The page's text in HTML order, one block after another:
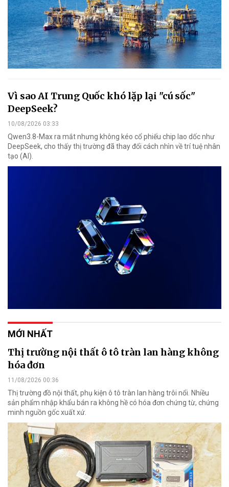
Vì sao AI Trung Quốc khó lặp lại "cú sốc"
DeepSeek?
10/08/2026 03:33
Qwen3.8-Max ra mắt nhưng không kéo cổ phiếu chip lao dốc như
DeepSeek, cho thấy thị trường đã thay đổi cách nhìn về trí tuệ nhân
tạo (AI).
MỚI NHẤT
Thị trường nội thất ô tô tràn lan hàng không
hóa đơn
11/08/2026 00:36
Thị trường đồ nội thất, phụ kiện ô tô tràn lan hàng trôi nổi. Nhiều
sản phẩm nhập khẩu bán ra không hề có hóa đơn chứng từ, chứng
minh nguồn gốc xuất xứ.